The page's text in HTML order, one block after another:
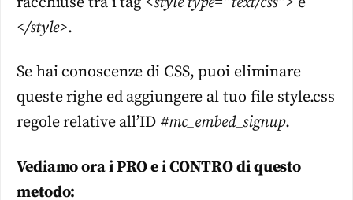
</style>.
Se hai conoscenze di CSS, puoi eliminare
queste righe ed aggiungere al tuo file style.css
regole relative all’ID #mc_embed_signup.
Vediamo ora i PRO e i CONTRO di questo
metodo: